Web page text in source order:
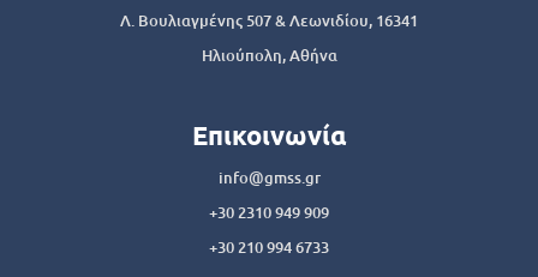
Λ. Βουλιαγμένης 507 & Λεωνιδίου, 16341
Ηλιούπολη, Αθήνα
Επικοινωνία
info@gmss.gr
+30 2310 949 909
+30 210 994 6733